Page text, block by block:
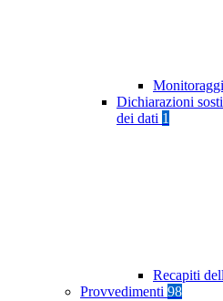
Dichiarazioni
dei dati 1
Recapiti
Provvedimenti 98